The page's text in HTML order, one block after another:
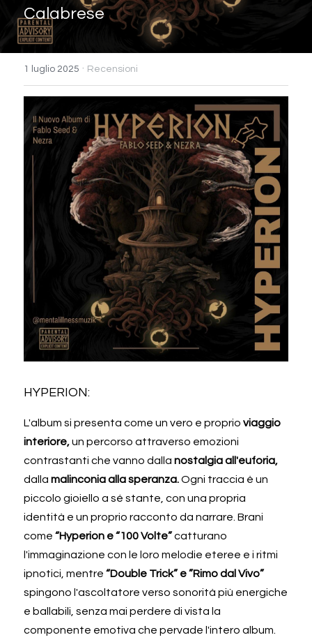
Calabrese
1 luglio 2025 · Recensioni
HYPERION:
L'album si presenta come un vero e proprio viaggio
interiore, un percorso attraverso emozioni
contrastanti che vanno dalla
dalla malinconia alla speranza. Ogni traccia è un
piccolo gioiello a sé stante, con una propria
identità e un proprio racconto da narrare. Brani
come “Hyperion e “100 Volte” catturano
l'immaginazione con le loro melodie eteree e i ritmi
ipnotici, mentre
spingono l'ascoltatore verso sonorità più energiche
e ballabili, senza mai perdere di vista la